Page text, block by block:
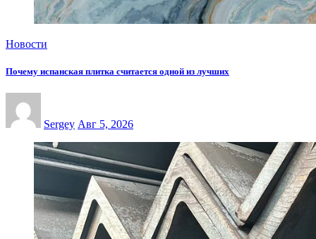
Новости
Почему испанская плитка считается одной из лучших
Sergey Авг 5, 2026